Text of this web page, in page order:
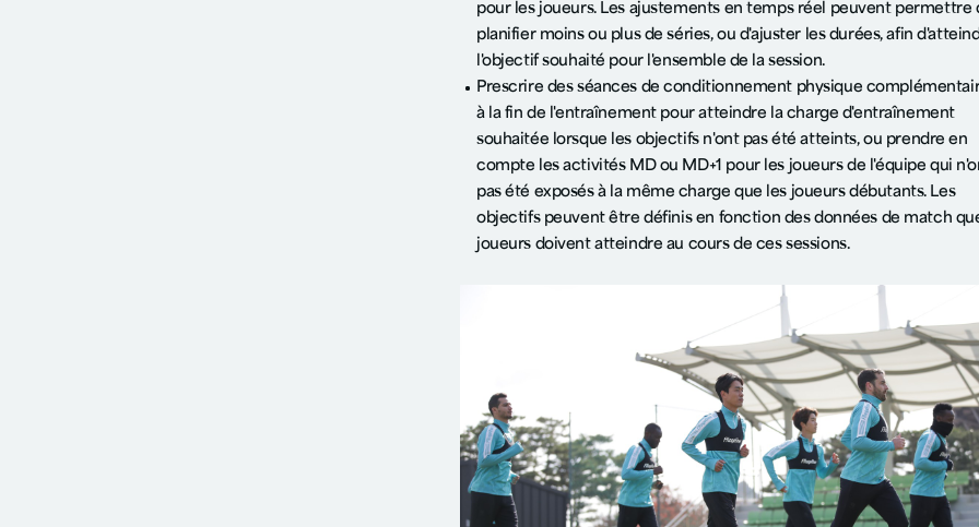
pour les joueurs. Les ajustements en temps réel peuvent permettre
planifier moins ou plus de séries, ou d'ajuster les durées, afin
l'objectif souhaité pour l'ensemble de la session.
Prescrire des séances de conditionnement physique
à la fin de l'entraînement pour atteindre la charge d'entraînement
souhaitée lorsque les objectifs n'ont pas été atteints, ou prendre en
compte les activités MD ou MD+1 pour les joueurs de l'équipe qui
pas été exposés à la même charge que les joueurs débutants. Les
objectifs peuvent être définis en fonction des données de match
joueurs doivent atteindre au cours de ces sessions.